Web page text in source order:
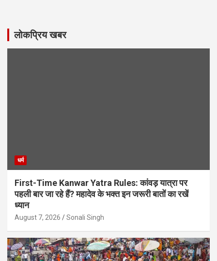
लोकप्रिय खबर
धर्म
First-Time Kanwar Yatra Rules: कांवड़ यात्रा पर
पहली बार जा रहे हैं? महादेव के भक्त इन जरूरी बातों का रखें
ध्यान
August 7, 2026 Sonali Singh